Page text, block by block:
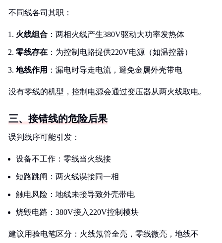
不同线各司其职：
火线组合 ：两相火线产生380V驱动大功率发热体
零线存在 ：为控制电路提供220V电源（如温控器）
地线作用 ：漏电时导走电流，避免金属外壳带电
没有零线的机型，控制电源会通过变压器从两火线取电。
三、接错线的危险后果
误判线序可能引发：
设备不工作：零线当火线接
短路跳闸：两火线误接同一相
触电风险：地线未接导致外壳带电
烧毁电路：380V接入220V控制模块
建议用验电笔区分：火线氖管全亮，零线微亮，地线不